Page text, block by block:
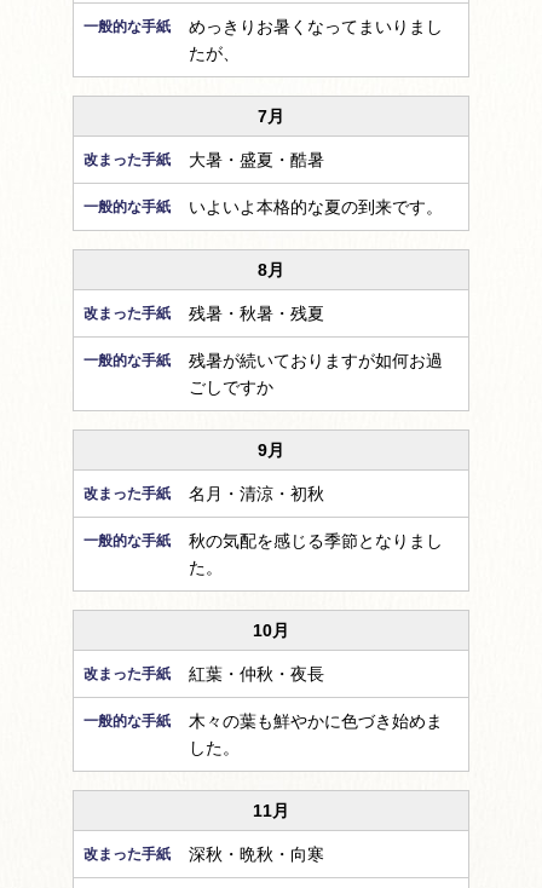
めっきりお暑くなってまいりまし
たが、
7月
大暑・盛夏・酷暑
いよいよ本格的な夏の到来です。
8月
残暑・秋暑・残夏
残暑が続いておりますが如何お過
ごしですか
9月
名月・清涼・初秋
秋の気配を感じる季節となりまし
た。
10月
紅葉・仲秋・夜長
木々の葉も鮮やかに色づき始めま
した。
11月
深秋・晩秋・向寒